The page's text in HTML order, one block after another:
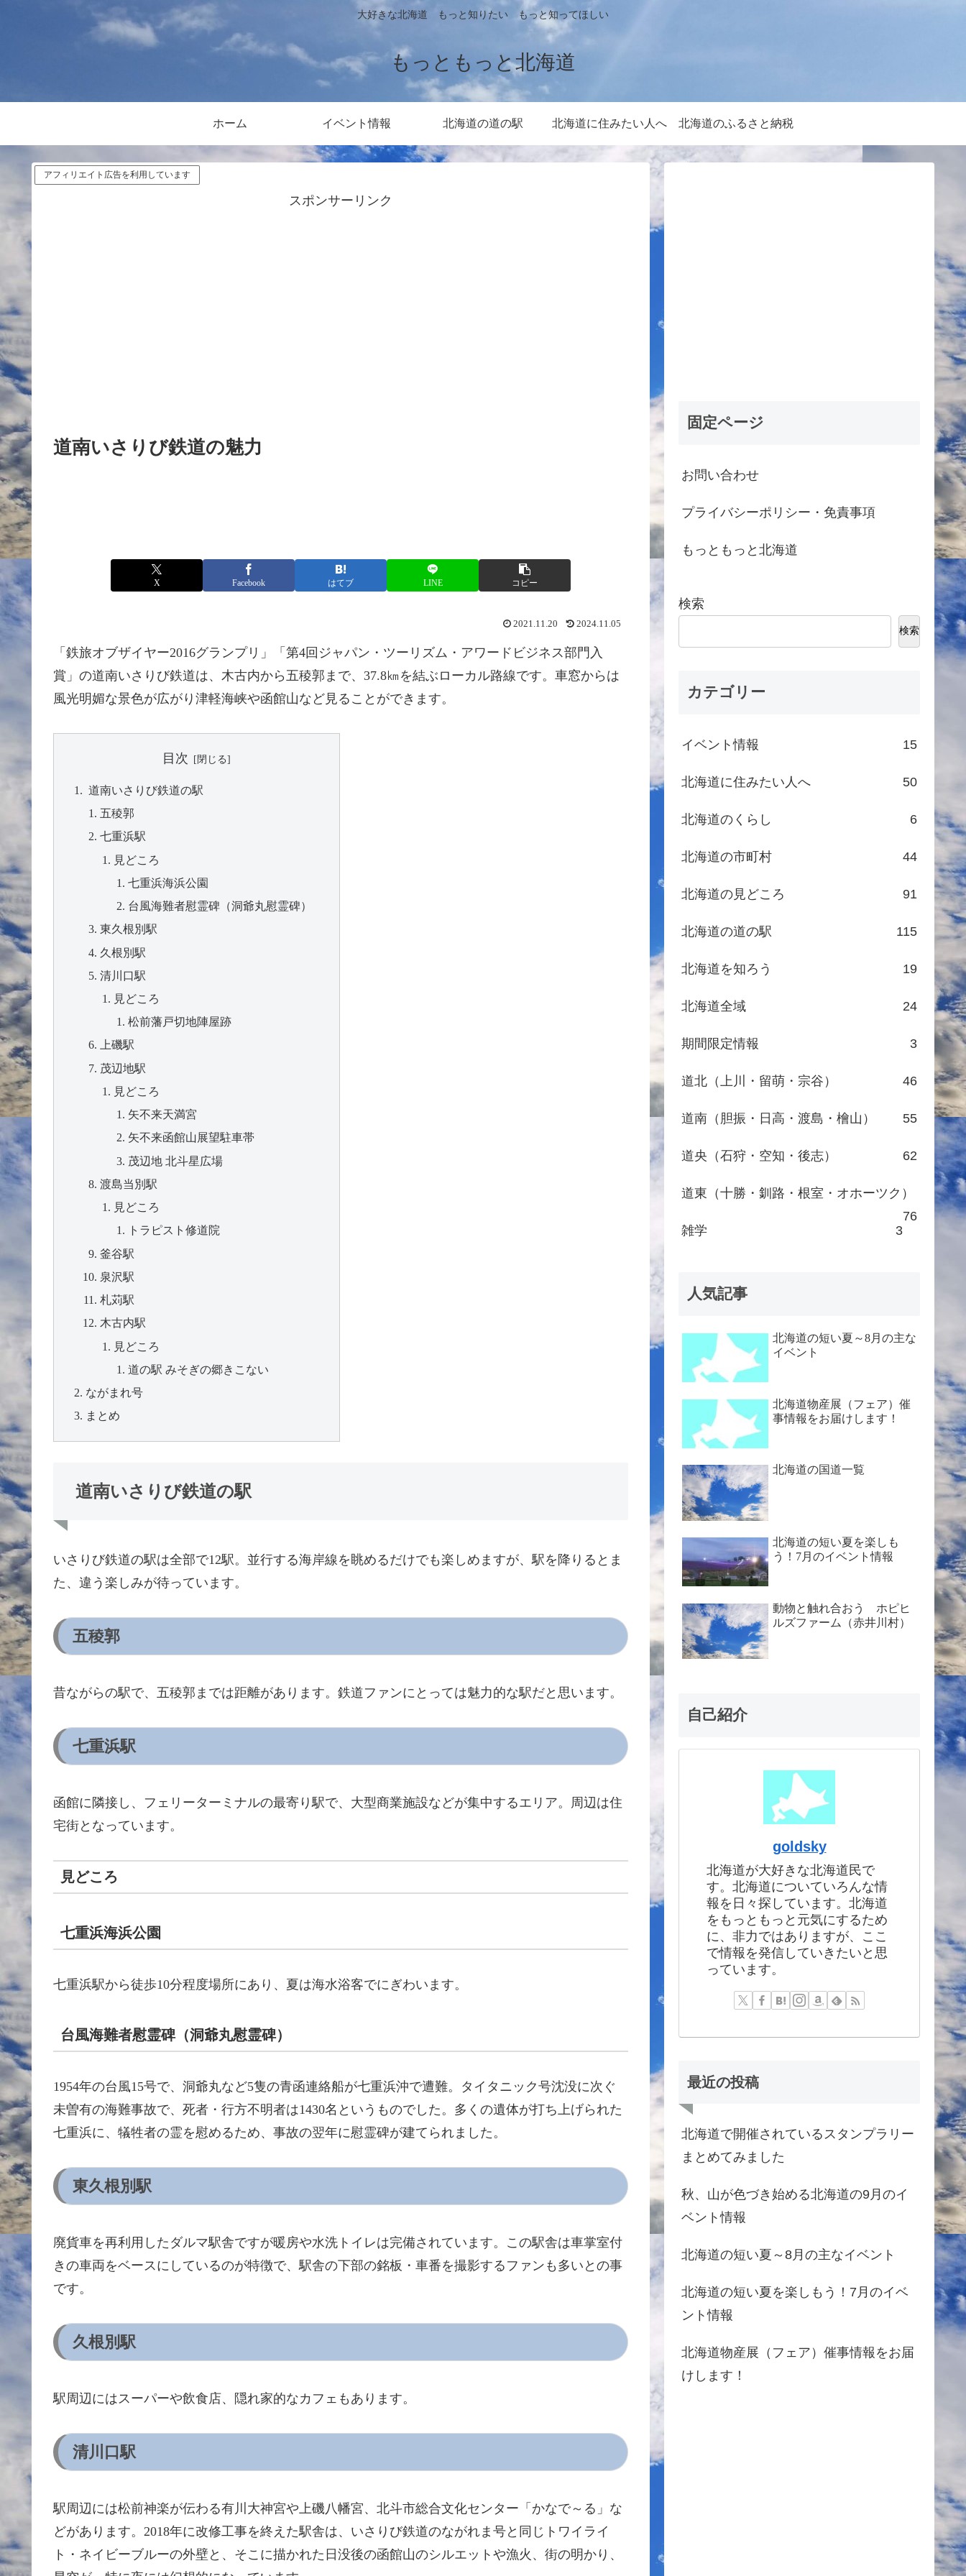
大好きな北海道 もっと知りたい もっと知ってほしい
もっともっと北海道
ホーム イベント情報 北海道の道の駅 北海道に住みたい人へ 北海道のふるさと納税
アフィリエイト広告を利用しています
スポンサーリンク
道南いさりび鉄道の魅力
X Facebook はてブ LINE コピー
2021.11.20 2024.11.05
「鉄旅オブザイヤー2016グランプリ」「第4回ジャパン・ツーリズム・アワードビジネス部門入
賞」の道南いさりび鉄道は、木古内から五稜郭まで、37.8㎞を結ぶローカル路線です。車窓からは
風光明媚な景色が広がり津軽海峡や函館山など見ることができます。
目次
道南いさりび鉄道の駅
五稜郭
七重浜駅
見どころ
七重浜海浜公園
台風海難者慰霊碑（洞爺丸慰霊碑）
東久根別駅
久根別駅
清川口駅
見どころ
松前藩戸切地陣屋跡
上磯駅
茂辺地駅
見どころ
矢不来天満宮
矢不来函館山展望駐車帯
茂辺地 北斗星広場
渡島当別駅
見どころ
トラピスト修道院
釜谷駅
泉沢駅
札苅駅
木古内駅
見どころ
道の駅 みそぎの郷きこない
ながまれ号
まとめ
道南いさりび鉄道の駅
いさりび鉄道の駅は全部で12駅。並行する海岸線を眺めるだけでも楽しめますが、駅を降りるとま
た、違う楽しみが待っています。
五稜郭
昔ながらの駅で、五稜郭までは距離があります。鉄道ファンにとっては魅力的な駅だと思います。
七重浜駅
函館に隣接し、フェリーターミナルの最寄り駅で、大型商業施設などが集中するエリア。周辺は住
宅街となっています。
見どころ
七重浜海浜公園
七重浜駅から徒歩10分程度場所にあり、夏は海水浴客でにぎわいます。
台風海難者慰霊碑（洞爺丸慰霊碑）
1954年の台風15号で、洞爺丸など5隻の青函連絡船が七重浜沖で遭難。タイタニック号沈没に次ぐ
未曽有の海難事故で、死者・行方不明者は1430名というものでした。多くの遺体が打ち上げられた
七重浜に、犠牲者の霊を慰めるため、事故の翌年に慰霊碑が建てられました。
東久根別駅
廃貨車を再利用したダルマ駅舎ですが暖房や水洗トイレは完備されています。この駅舎は車掌室付
きの車両をベースにしているのが特徴で、駅舎の下部の銘板・車番を撮影するファンも多いとの事
です。
久根別駅
駅周辺にはスーパーや飲食店、隠れ家的なカフェもあります。
清川口駅
駅周辺には松前神楽が伝わる有川大神宮や上磯八幡宮、北斗市総合文化センター「かなで～る」な
どがあります。2018年に改修工事を終えた駅舎は、いさりび鉄道のながれま号と同じトワイライ
ト・ネイビーブルーの外壁と、そこに描かれた日没後の函館山のシルエットや漁火、街の明かり、
固定ページ
お問い合わせ
プライバシーポリシー・免責事項
もっともっと北海道
検索
検索
カテゴリー
イベント情報 15
北海道に住みたい人へ 50
北海道のくらし 6
北海道の市町村 44
北海道の見どころ 91
北海道の道の駅 115
北海道を知ろう 19
北海道全域 24
期間限定情報 3
道北（上川・留萌・宗谷） 46
道南（胆振・日高・渡島・檜山） 55
道央（石狩・空知・後志） 62
道東（十勝・釧路・根室・オホーツク）
76
雑学
3
人気記事
北海道の短い夏～8月の主な
イベント
北海道物産展（フェア）催
事情報をお届けします！
北海道の国道一覧
北海道の短い夏を楽しも
う！7月のイベント情報
動物と触れ合おう ホピヒ
ルズファーム（赤井川村）
自己紹介
goldsky
北海道が大好きな北海道民で
す。北海道についていろんな情
報を日々探しています。北海道
をもっともっと元気にするため
に、非力ではありますが、ここ
で情報を発信していきたいと思
っています。
最近の投稿
北海道で開催されているスタンプラリー
まとめてみました
秋、山が色づき始める北海道の9月のイ
ベント情報
北海道の短い夏～8月の主なイベント
北海道の短い夏を楽しもう！7月のイベ
ント情報
北海道物産展（フェア）催事情報をお届
けします！